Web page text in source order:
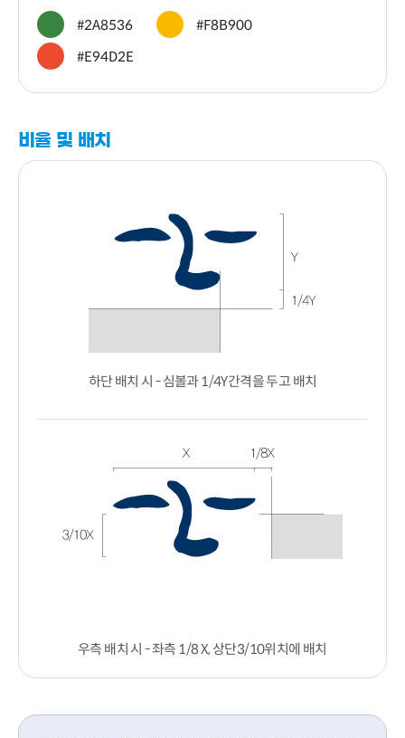
#2A8536
#F8B900
#E94D2E
비율 및 배치
하단 배치 시 - 심볼과 1/4Y간격을 두고 배치
우측 배치 시 - 좌측 1/8 X, 상단3/10위치에 배치